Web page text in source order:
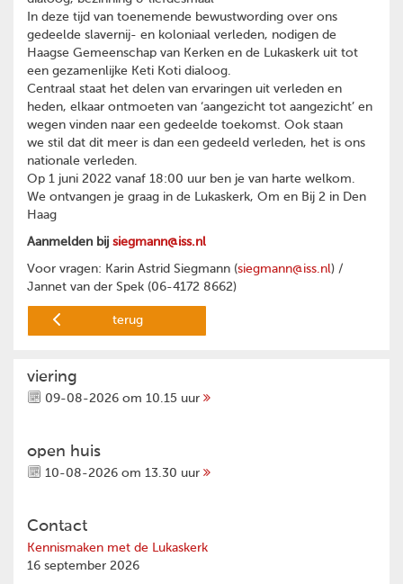
In deze tijd van toenemende bewustwording over ons
gedeelde slavernij- en koloniaal verleden, nodigen de
Haagse Gemeenschap van Kerken en de Lukaskerk uit tot
een gezamenlijke Keti Koti dialoog.
Centraal staat het delen van ervaringen uit verleden en
heden, elkaar ontmoeten van ‘aangezicht tot aangezicht’ en
wegen vinden naar een gedeelde toekomst. Ook staan
we stil dat dit meer is dan een gedeeld verleden, het is ons
nationale verleden.
Op 1 juni 2022 vanaf 18:00 uur ben je van harte welkom.
We ontvangen je graag in de Lukaskerk, Om en Bij 2 in Den
Haag
Aanmelden bij siegmann@iss.nl
Voor vragen: Karin Astrid Siegmann (siegmann@iss.nl) /
Jannet van der Spek (06-4172 8662)
terug
viering
09-08-2026 om 10.15 uur
open huis
10-08-2026 om 13.30 uur
Contact
Kennismaken met de Lukaskerk
16 september 2026